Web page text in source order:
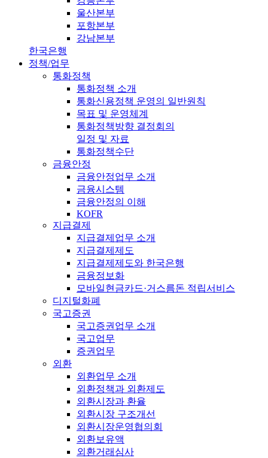
울산본부
포항본부
강남본부
한국은행
정책/업무
통화정책
통화정책 소개
통화신용정책 운영의 일반원칙
목표 및 운영체계
통화정책방향 결정회의
일정 및 자료
통화정책수단
금융안정
금융안정업무 소개
금융시스템
금융안정의 이해
KOFR
지급결제
지급결제업무 소개
지급결제제도
지급결제제도와 한국은행
금융정보화
모바일현금카드·거스름돈 적립서비스
디지털화폐
국고증권
국고증권업무 소개
국고업무
증권업무
외환
외환업무 소개
외환정책과 외환제도
외환시장과 환율
외환시장 구조개선
외환시장운영협의회
외환보유액
외환거래심사